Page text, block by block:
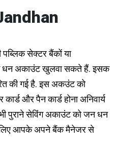
सेक्टर बैंकों या
धन अकाउंट खुलवा सकते हैं. इसक
की गई है. इस अकउंट को
और पैन कार्ड होना अनिवार्य
पुराने सेविंग अकाउंट को जन धन
आपके अपने बैंक मैनेजर से